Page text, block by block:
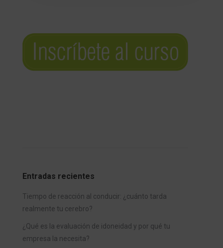
Entradas recientes
Tiempo de reacción al conducir: ¿cuánto tarda
realmente tu cerebro?
¿Qué es la evaluación de idoneidad y por qué tu
empresa la necesita?